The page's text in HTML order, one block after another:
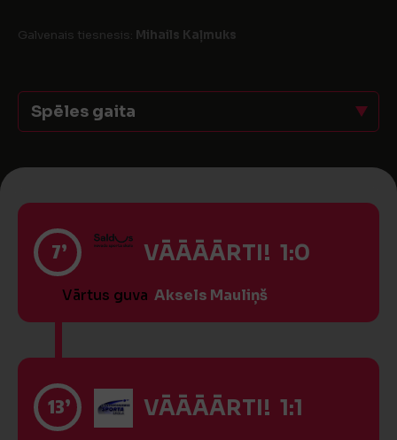
Galvenais tiesnesis: Mihails Kaļmuks
Spēles gaita
7’ VĀĀĀĀRTI! 1:0
Vārtus guva Aksels Mauliņš
13’ VĀĀĀĀRTI! 1:1